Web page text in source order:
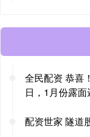
全民配资 恭喜
日，1月份露
配资世家 隧道